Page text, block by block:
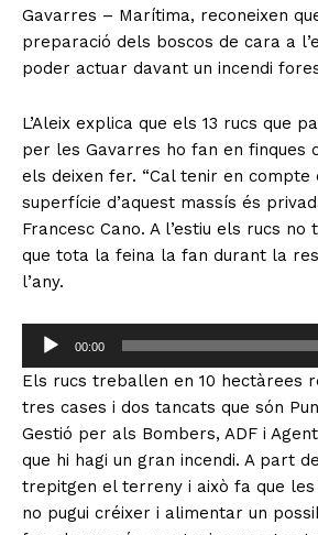
Gavarres – Marítima, reconeixen
preparació dels boscos de cara a
poder actuar davant un incendi
L’Aleix explica que els 13 rucs que
per les Gavarres ho fan en finques
els deixen fer. “Cal tenir en compte
superfície d’aquest massís és
Francesc Cano. A l’estiu els rucs
que tota la feina la fan durant la
l’any.
p
r
o
d
u
c
00:00
Els rucs treballen en 10 hectàrees
tres cases i dos tancats que són
Gestió per als Bombers, ADF i
que hi hagi un gran incendi. A part
trepitgen el terreny i això fa que
no pugui créixer i alimentar un